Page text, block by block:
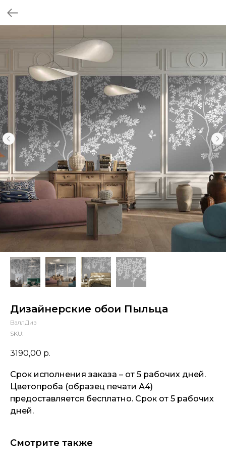
Дизайнерские обои Пыльца
ВаллДиз
SKU:
3190,00 р.
Срок исполнения заказа – от 5 рабочих дней.
Цветопроба (образец печати А4)
предоставляется бесплатно. Срок от 5 рабочих
дней.
Смотрите также